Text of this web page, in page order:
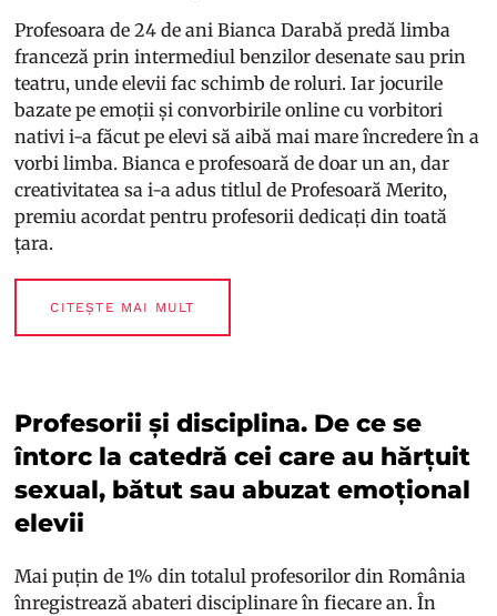
Profesoara de 24 de ani Bianca Darabă predă limba
franceză prin intermediul benzilor desenate sau prin
teatru, unde elevii fac schimb de roluri. Iar jocurile
bazate pe emoții și convorbirile online cu vorbitori
nativi i-a făcut pe elevi să aibă mai mare încredere în a
vorbi limba. Bianca e profesoară de doar un an, dar
creativitatea sa i-a adus titlul de Profesoară Merito,
premiu acordat pentru profesorii dedicați din toată
țara.
CITEȘTE MAI MULT
Profesorii și disciplina. De ce se
întorc la catedră cei care au hărțuit
sexual, bătut sau abuzat emoțional
elevii
Mai puțin de 1% din totalul profesorilor din România
înregistrează abateri disciplinare în fiecare an. În